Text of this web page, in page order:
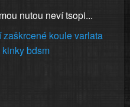
nutou neví tsopi...
zaškrcené koulevarlata
kinkybdsm